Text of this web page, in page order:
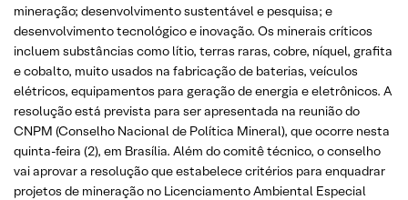
mineração; desenvolvimento sustentável e pesquisa; e
desenvolvimento tecnológico e inovação. Os minerais críticos
incluem substâncias como lítio, terras raras, cobre, níquel, grafita
e cobalto, muito usados na fabricação de baterias, veículos
elétricos, equipamentos para geração de energia e eletrônicos. A
resolução está prevista para ser apresentada na reunião do
CNPM (Conselho Nacional de Política Mineral), que ocorre nesta
quinta-feira (2), em Brasília. Além do comitê técnico, o conselho
vai aprovar a resolução que estabelece critérios para enquadrar
projetos de mineração no Licenciamento Ambiental Especial